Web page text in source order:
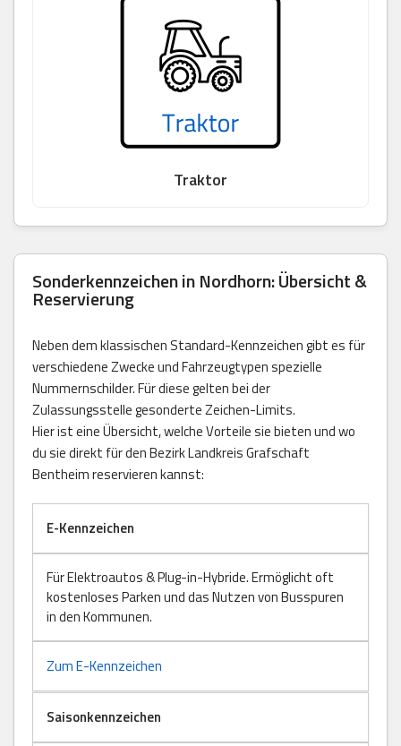
Traktor
Sonderkennzeichen in Nordhorn: Übersicht &
Reservierung
Neben dem klassischen Standard-Kennzeichen gibt es für
verschiedene Zwecke und Fahrzeugtypen spezielle
Nummernschilder. Für diese gelten bei der
Zulassungsstelle gesonderte Zeichen-Limits.
Hier ist eine Übersicht, welche Vorteile sie bieten und wo
du sie direkt für den Bezirk Landkreis Grafschaft
Bentheim reservieren kannst:
E-Kennzeichen
Für Elektroautos & Plug-in-Hybride. Ermöglicht oft
kostenloses Parken und das Nutzen von Busspuren
in den Kommunen.
Zum E-Kennzeichen
Saisonkennzeichen